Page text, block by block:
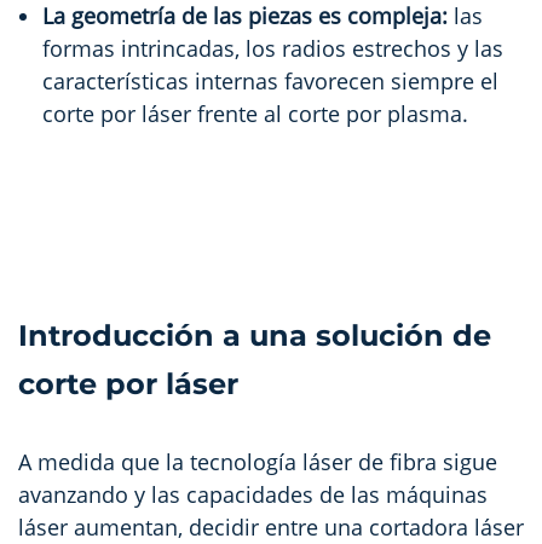
La geometría de las piezas es compleja: las
formas intrincadas, los radios estrechos y las
características internas favorecen siempre el
corte por láser frente al corte por plasma.
Introducción a una solución de
corte por láser
A medida que la tecnología láser de fibra sigue
avanzando y las capacidades de las máquinas
láser aumentan, decidir entre una cortadora láser